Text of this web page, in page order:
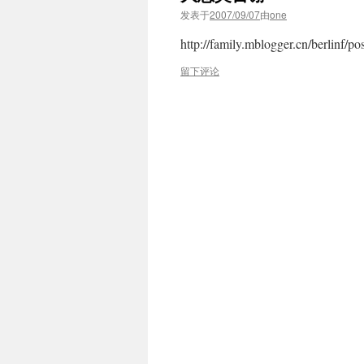
发表于2007/09/07由one
http://family.mblogger.cn/berlinf/
留下评论